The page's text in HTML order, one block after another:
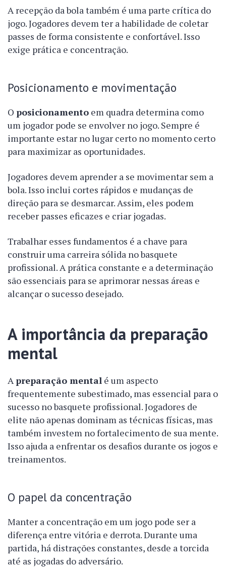
A recepção da bola também é uma parte crítica do
jogo. Jogadores devem ter a habilidade de coletar
passes de forma consistente e confortável. Isso
exige prática e concentração.
Posicionamento e movimentação
O posicionamento em quadra determina como
um jogador pode se envolver no jogo. Sempre é
importante estar no lugar certo no momento certo
para maximizar as oportunidades.
Jogadores devem aprender a se movimentar sem a
bola. Isso inclui cortes rápidos e mudanças de
direção para se desmarcar. Assim, eles podem
receber passes eficazes e criar jogadas.
Trabalhar esses fundamentos é a chave para
construir uma carreira sólida no basquete
profissional. A prática constante e a determinação
são essenciais para se aprimorar nessas áreas e
alcançar o sucesso desejado.
A importância da preparação
mental
Apreparação mental é um aspecto
frequentemente subestimado, mas essencial para o
sucesso no basquete profissional. Jogadores de
elite não apenas dominam as técnicas físicas, mas
também investem no fortalecimento de sua mente.
Isso ajuda a enfrentar os desafios durante os jogos e
treinamentos.
O papel da concentração
Manter a concentração em um jogo pode ser a
diferença entre vitória e derrota. Durante uma
partida, há distrações constantes, desde a torcida
até as jogadas do adversário.